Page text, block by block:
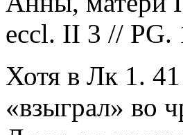
eccl. II 3 // PG.
Хотя в Лк 1.
«взыграл» во